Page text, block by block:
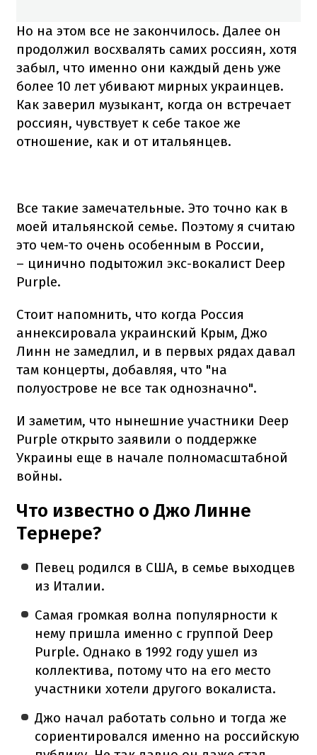
Но на этом все не закончилось. Далее он
продолжил восхвалять самих россиян, хотя
забыл, что именно они каждый день уже
более 10 лет убивают мирных украинцев.
Как заверил музыкант, когда он встречает
россиян, чувствует к себе такое же
отношение, как и от итальянцев.
Все такие замечательные. Это точно как в
моей итальянской семье. Поэтому я считаю
это чем-то очень особенным в России,
– цинично подытожил экс-вокалист Deep
Purple.
Стоит напомнить, что когда Россия
аннексировала украинский Крым, Джо
Линн не замедлил, и в первых рядах давал
там концерты, добавляя, что "на
полуострове не все так однозначно".
И заметим, что нынешние участники Deep
Purple открыто заявили о поддержке
Украины еще в начале полномасштабной
войны.
Что известно о Джо Линне
Тернере?
Певец родился в США, в семье выходцев
из Италии.
Самая громкая волна популярности к
нему пришла именно с группой Deep
Purple. Однако в 1992 году ушел из
коллектива, потому что на его место
участники хотели другого вокалиста.
Джо начал работать сольно и тогда же
сориентировался именно на российскую